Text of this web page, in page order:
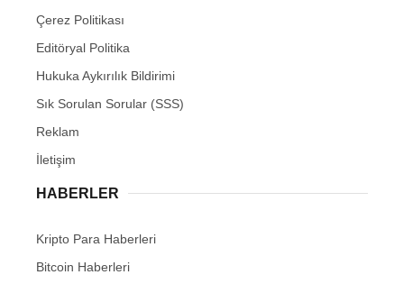
Çerez Politikası
Editöryal Politika
Hukuka Aykırılık Bildirimi
Sık Sorulan Sorular (SSS)
Reklam
İletişim
HABERLER
Kripto Para Haberleri
Bitcoin Haberleri